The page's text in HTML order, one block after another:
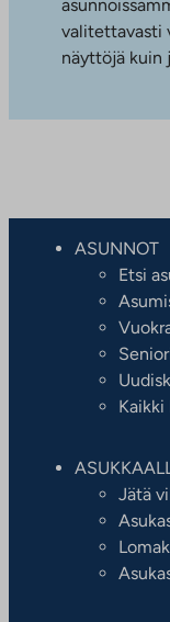
valitettavasti
näyttöjä kuin
ASUNNOT
Etsi
Jätä